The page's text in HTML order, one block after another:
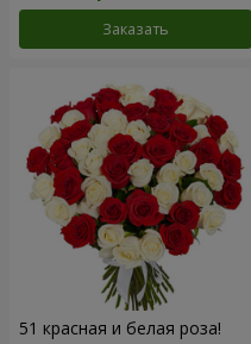
Заказать
51 красная и белая роза!